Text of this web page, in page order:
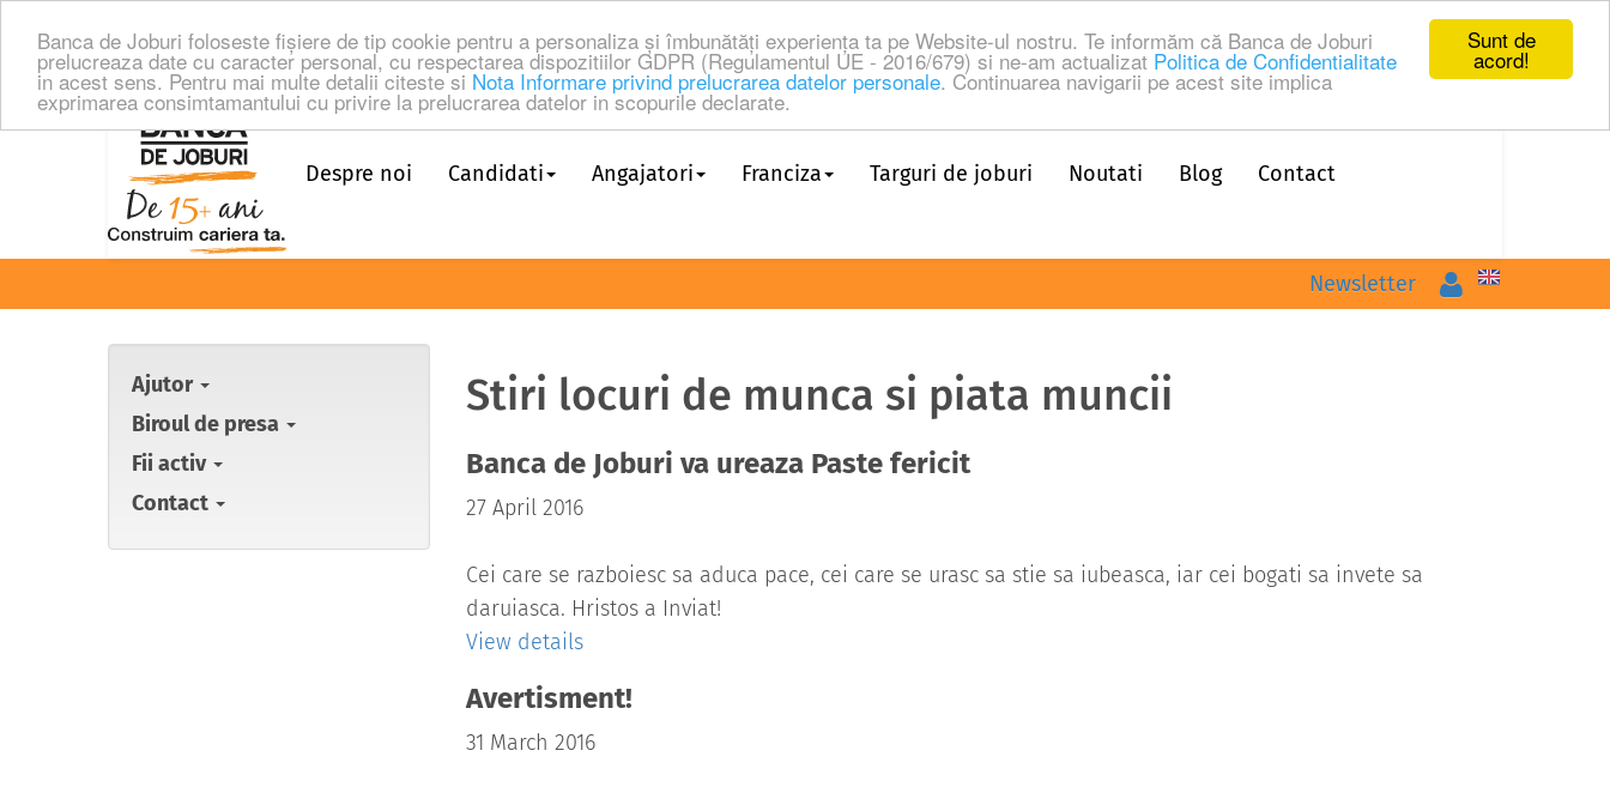
Sunt de
acord!
Banca de Joburi foloseste fişiere de tip cookie pentru a personaliza și îmbunătăți experiența ta pe Website-ul nostru. Te informăm că Banca de Joburi
prelucreaza date cu caracter personal, cu respectarea dispozitiilor GDPR (Regulamentul UE - 2016/679) si ne-am actualizat Politica de Confidentialitate
in acest sens. Pentru mai multe detalii citeste si Nota Informare privind prelucrarea datelor personale. Continuarea navigarii pe acest site implica
exprimarea consimtamantului cu privire la prelucrarea datelor in scopurile declarate.
Despre noi Candidati Angajatori Franciza Targuri de joburi Noutati Blog Contact
Newsletter Logare
Ajutor
Biroul de presa
Fii activ
Contact
Stiri locuri de munca si piata muncii
Banca de Joburi va ureaza Paste fericit
27 April 2016
Cei care se razboiesc sa aduca pace, cei care se urasc sa stie sa iubeasca, iar cei bogati sa invete sa
daruiasca. Hristos a Inviat!
View details
Avertisment!
31 March 2016